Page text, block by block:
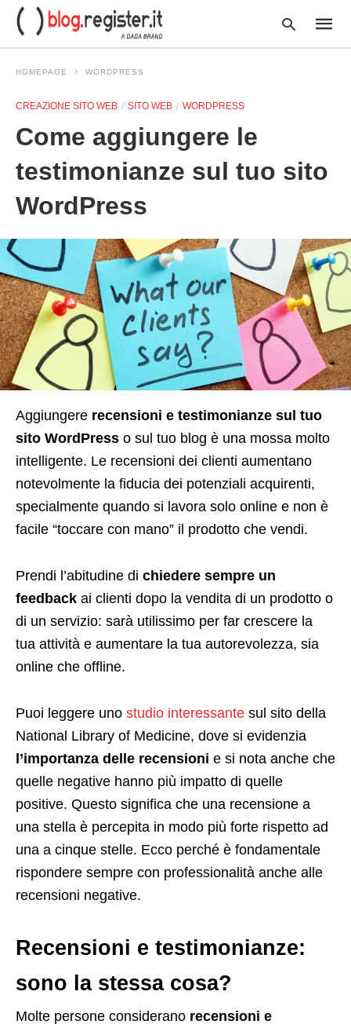
and
HOMEPAGE WORDPRESS
CREAZIONE SITO WEB SITO WEB WORDPRESS
Come aggiungere le
testimonianze sul tuo sito
WordPress
Aggiungere recensioni e testimonianze sul tuo
sito WordPress o sul tuo blog è una mossa molto
intelligente. Le recensioni dei clienti aumentano
notevolmente la fiducia dei potenziali acquirenti,
specialmente quando si lavora solo online e non è
facile “toccare con mano” il prodotto che vendi.
Prendi l’abitudine di chiedere sempre un
feedback ai clienti dopo la vendita di un prodotto o
di un servizio: sarà utilissimo per far crescere la
tua attività e aumentare la tua autorevolezza, sia
online che offline.
Puoi leggere uno studio interessante sul sito della
National Library of Medicine, dove si evidenzia
l’importanza delle recensioni e si nota anche che
quelle negative hanno più impatto di quelle
positive. Questo significa che una recensione a
una stella è percepita in modo più forte rispetto ad
una a cinque stelle. Ecco perché è fondamentale
rispondere sempre con professionalità anche alle
recensioni negative.
Recensioni e testimonianze:
sono la stessa cosa?
Molte persone considerano recensioni e